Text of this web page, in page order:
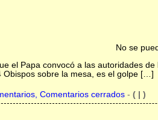
No se
el Papa convocó a las autoridades
Obispos sobre la mesa, es el golpe […]
Comentarios cerrados- ( | )